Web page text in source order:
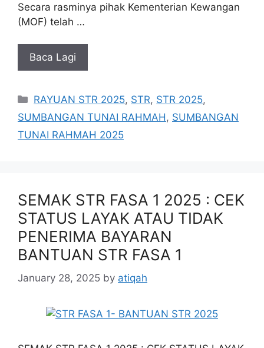
Secara rasminya pihak Kementerian Kewangan
(MOF) telah …
Baca Lagi
Categories
RAYUAN STR 2025, STR, STR 2025,
SUMBANGAN TUNAI RAHMAH, SUMBANGAN
TUNAI RAHMAH 2025
SEMAK STR FASA 1 2025 : CEK
STATUS LAYAK ATAU TIDAK
PENERIMA BAYARAN
BANTUAN STR FASA 1
January 28, 2025 by atiqah